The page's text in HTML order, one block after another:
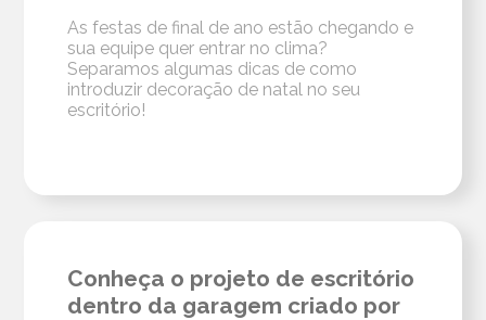
As festas de final de ano estão chegando e
sua equipe quer entrar no clima?
Separamos algumas dicas de como
introduzir decoração de natal no seu
escritório!
Conheça o projeto de escritório
dentro da garagem criado por